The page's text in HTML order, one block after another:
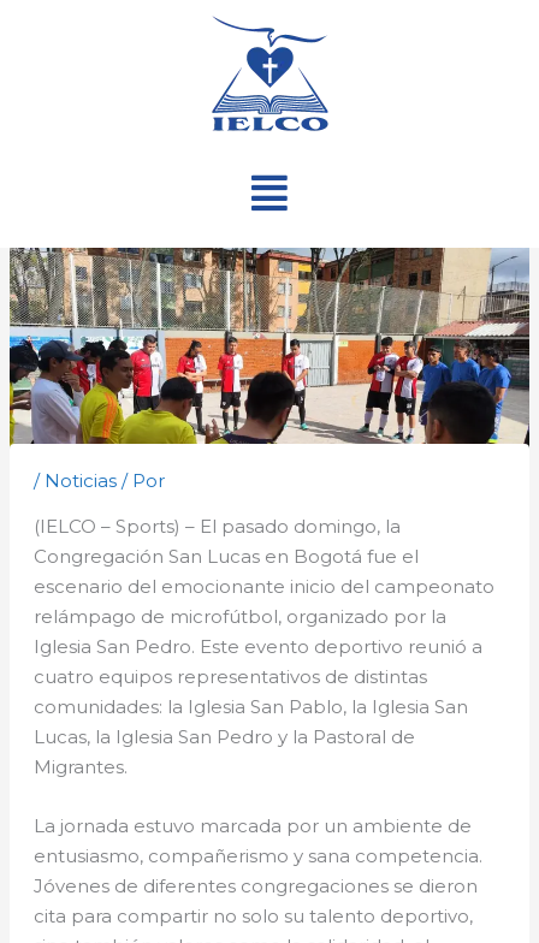
Menú
/ Noticias / Por
(IELCO – Sports) – El pasado domingo, la
Congregación San Lucas en Bogotá fue el
escenario del emocionante inicio del campeonato
relámpago de microfútbol, organizado por la
Iglesia San Pedro. Este evento deportivo reunió a
cuatro equipos representativos de distintas
comunidades: la Iglesia San Pablo, la Iglesia San
Lucas, la Iglesia San Pedro y la Pastoral de
Migrantes.
La jornada estuvo marcada por un ambiente de
entusiasmo, compañerismo y sana competencia.
Jóvenes de diferentes congregaciones se dieron
cita para compartir no solo su talento deportivo,